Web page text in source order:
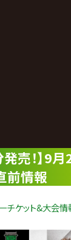
売！】9
前情報
チケット&大会情